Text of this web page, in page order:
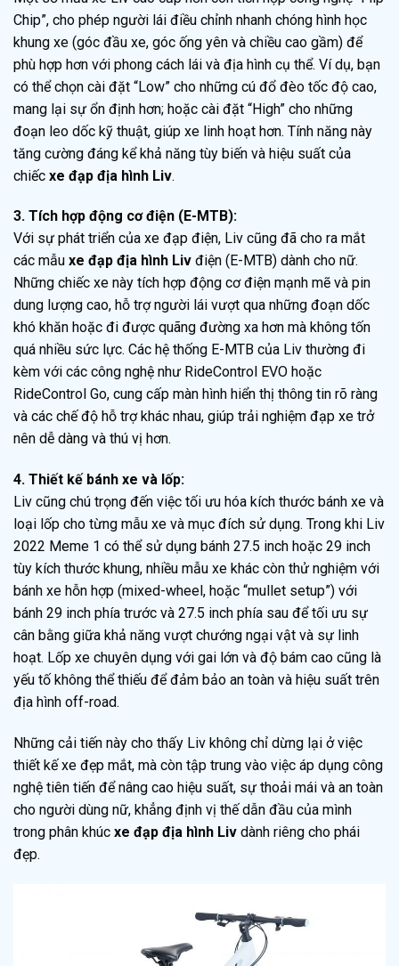
Chip”, cho phép người lái điều chỉnh nhanh chóng hình học
khung xe (góc đầu xe, góc ống yên và chiều cao gầm) để
phù hợp hơn với phong cách lái và địa hình cụ thể. Ví dụ, bạn
có thể chọn cài đặt “Low” cho những cú đổ đèo tốc độ cao,
mang lại sự ổn định hơn; hoặc cài đặt “High” cho những
đoạn leo dốc kỹ thuật, giúp xe linh hoạt hơn. Tính năng này
tăng cường đáng kể khả năng tùy biến và hiệu suất của
chiếc xe đạp địa hình Liv.
3. Tích hợp động cơ điện (E-MTB):
Với sự phát triển của xe đạp điện, Liv cũng đã cho ra mắt
các mẫu xe đạp địa hình Liv điện (E-MTB) dành cho nữ.
Những chiếc xe này tích hợp động cơ điện mạnh mẽ và pin
dung lượng cao, hỗ trợ người lái vượt qua những đoạn dốc
khó khăn hoặc đi được quãng đường xa hơn mà không tốn
quá nhiều sức lực. Các hệ thống E-MTB của Liv thường đi
kèm với các công nghệ như RideControl EVO hoặc
RideControl Go, cung cấp màn hình hiển thị thông tin rõ ràng
và các chế độ hỗ trợ khác nhau, giúp trải nghiệm đạp xe trở
nên dễ dàng và thú vị hơn.
4. Thiết kế bánh xe và lốp:
Liv cũng chú trọng đến việc tối ưu hóa kích thước bánh xe và
loại lốp cho từng mẫu xe và mục đích sử dụng. Trong khi Liv
2022 Meme 1 có thể sử dụng bánh 27.5 inch hoặc 29 inch
tùy kích thước khung, nhiều mẫu xe khác còn thử nghiệm với
bánh xe hỗn hợp (mixed-wheel, hoặc “mullet setup”) với
bánh 29 inch phía trước và 27.5 inch phía sau để tối ưu sự
cân bằng giữa khả năng vượt chướng ngại vật và sự linh
hoạt. Lốp xe chuyên dụng với gai lớn và độ bám cao cũng là
yếu tố không thể thiếu để đảm bảo an toàn và hiệu suất trên
địa hình off-road.
Những cải tiến này cho thấy Liv không chỉ dừng lại ở việc
thiết kế xe đẹp mắt, mà còn tập trung vào việc áp dụng công
nghệ tiên tiến để nâng cao hiệu suất, sự thoải mái và an toàn
cho người dùng nữ, khẳng định vị thế dẫn đầu của mình
trong phân khúc xe đạp địa hình Liv dành riêng cho phái
đẹp.